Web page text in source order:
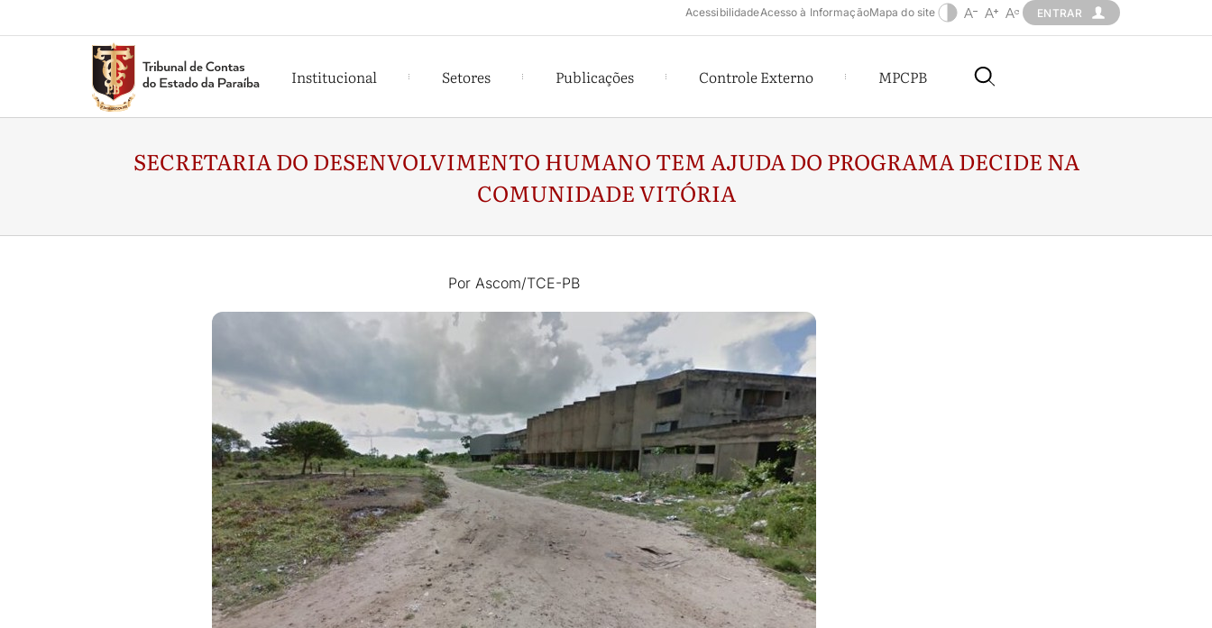
AcessibilidadeAcesso à InformaçãoMapa do site ENTRAR
Institucional Setores Publicações Controle Externo MPCPB
SECRETARIA DO DESENVOLVIMENTO HUMANO TEM AJUDA DO PROGRAMA DECIDE NA
COMUNIDADE VITÓRIA
Por Ascom/TCE-PB